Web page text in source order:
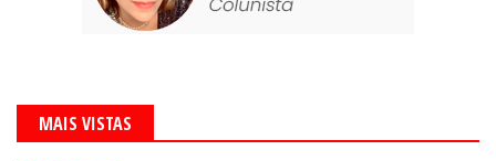
MAIS VISTAS